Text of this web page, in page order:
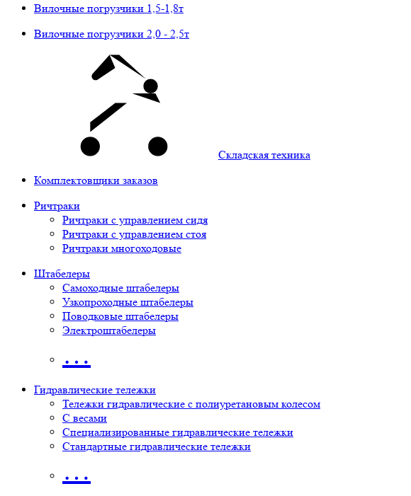
Вилочные погрузчики 1,5-1,8т
Вилочные погрузчики 2,0 - 2,5т
Складская техника
Комплектовщики заказов
Ричтраки
Ричтраки с управлением сидя
Ричтраки с управлением стоя
Ричтраки многоходовые
Штабелеры
Самоходные штабелеры
Узкопроходные штабелеры
Поводковые штабелеры
Электроштабелеры
…
Гидравлические тележки
Тележки гидравлические с полиуретановым колесом
С весами
Специализированные гидравлические тележки
Стандартные гидравлические тележки
…